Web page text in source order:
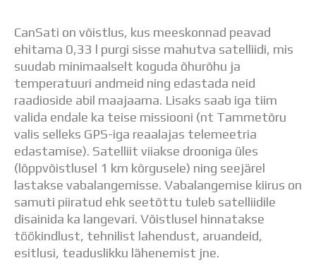
Õppekava
Ainepassid
Huviringid
Õpilastööd (UPT)
Distantsõpe
Kodukord
Projektid
ÜLDINFO
Sisseastumine
Meie kool
Dokumendid
Uudised
Lapsevanemale
Vilistlastele
CanSati on võistlus, kus meeskonnad peavad
ehitama 0,33 l purgi sisse mahutva satelliidi, mis
suudab minimaalselt koguda õhurõhu ja
temperatuuri andmeid ning edastada neid
raadioside abil maajaama. Lisaks saab iga tiim
valida endale ka teise missiooni (nt Tammetõru
valis selleks GPS-iga reaalajas telemeetria
edastamise). Satelliit viiakse drooniga üles
(lõppvõistlusel 1 km kõrgusele) ning seejärel
lastakse vabalangemisse. Vabalangemise kiirus on
samuti piiratud ehk seetõttu tuleb satelliidile
disainida ka langevari. Võistlusel hinnatakse
töökindlust, tehnilist lahendust, aruandeid,
esitlusi, teaduslikku lähenemist jne.